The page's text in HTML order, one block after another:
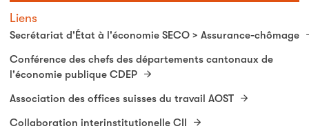
Liens
Secrétariat d'État à l'économie SECO > Assurance-chômage
Conférence des chefs des départements cantonaux de
l'économie publique CDEP
Association des offices suisses du travail AOST
Collaboration interinstitutionelle CII